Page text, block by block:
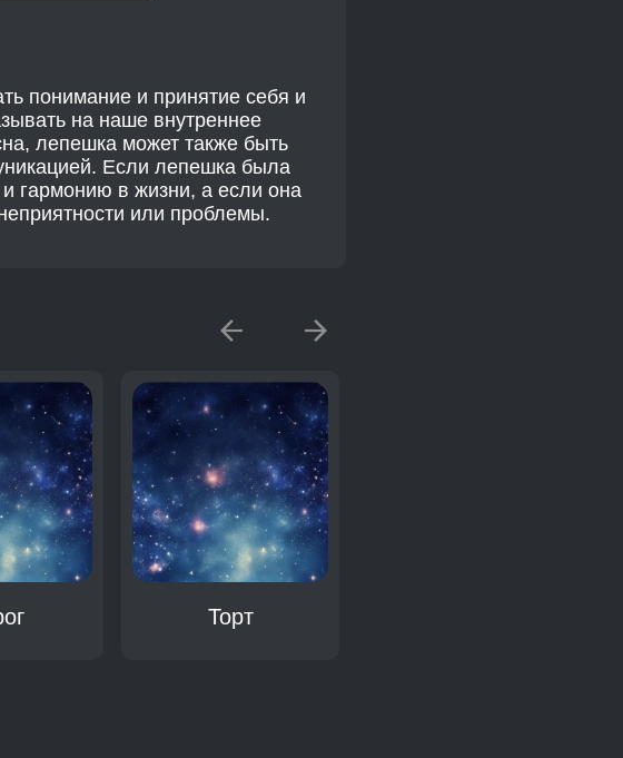
понимание и принятие себя и
на наше внутреннее
лепешка может также быть
Если лепешка была
и гармонию в жизни, а если она
или проблемы.
Торт